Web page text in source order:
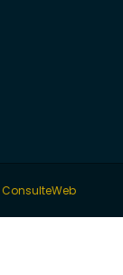
ConsulteWeb